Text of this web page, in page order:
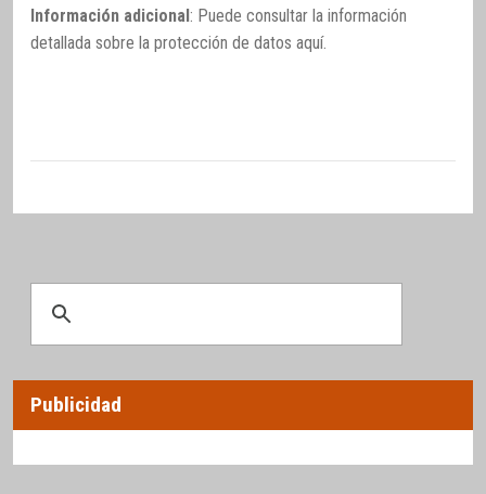
Información adicional: Puede consultar la información
detallada sobre la protección de datos aquí.
Publicidad